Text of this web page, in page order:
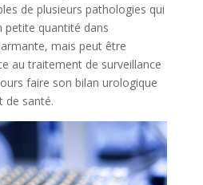
de plusieurs pathologies qui
quantité dans
mais peut être
au traitement de surveillance
faire son bilan urologique
de santé.